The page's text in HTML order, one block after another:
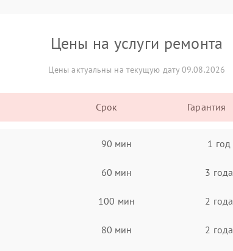
Цены на услуги ремонта
Цены актуальны на текущую дату 09.08.2026
Срок Гарантия
90 мин 1 год
60 мин 3 года
100 мин 2 года
80 мин 2 года